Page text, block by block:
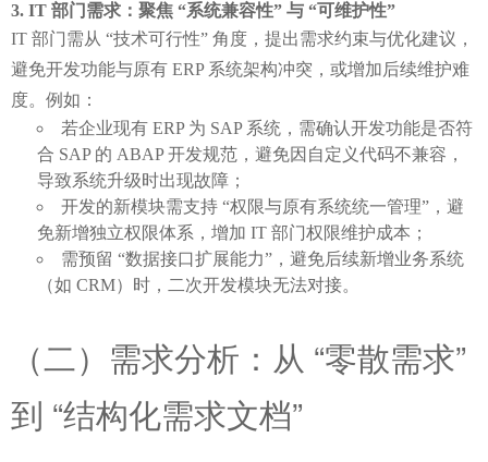
IT 部门需求：聚焦 “系统兼容性” 与 “可维护性”
IT 部门需从 “技术可行性” 角度，提出需求约束与优化建议，
避免开发功能与原有 ERP 系统架构冲突，或增加后续维护难
度。例如：
若企业现有 ERP 为 SAP 系统，需确认开发功能是否符
合 SAP 的 ABAP 开发规范，避免因自定义代码不兼容，
导致系统升级时出现故障；
开发的新模块需支持 “权限与原有系统统一管理”，避
免新增独立权限体系，增加 IT 部门权限维护成本；
需预留 “数据接口扩展能力”，避免后续新增业务系统
（如 CRM）时，二次开发模块无法对接。
（二）需求分析：从 “零散需求”
到 “结构化需求文档”